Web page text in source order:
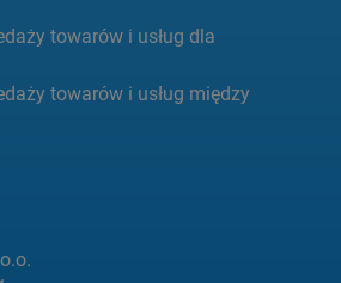
towarów i usług dla
towarów i usług między